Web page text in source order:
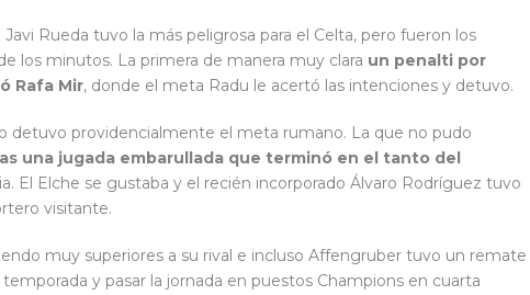
Rueda tuvo la más peligrosa para el Celta, pero fueron los
los minutos. La primera de manera muy clara un penalti por
Rafa Mir, donde el meta Radu le acertó las intenciones y detuvo.
detuvo providencialmente el meta rumano. La que no pudo
una jugada embarullada que terminó en el tanto del
El Elche se gustaba y el recién incorporado Álvaro Rodríguez tuvo
visitante.
muy superiores a su rival e incluso Affengruber tuvo un remate
y pasar la jornada en puestos Champions en cuarta